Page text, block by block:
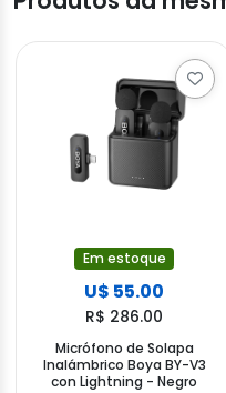
Em estoque
U$ 55.00
R$ 286.00
Micrófono de Solapa
Inalámbrico Boya BY-V3
con Lightning - Negro